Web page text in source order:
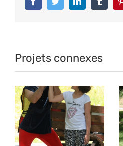
Projets connexes